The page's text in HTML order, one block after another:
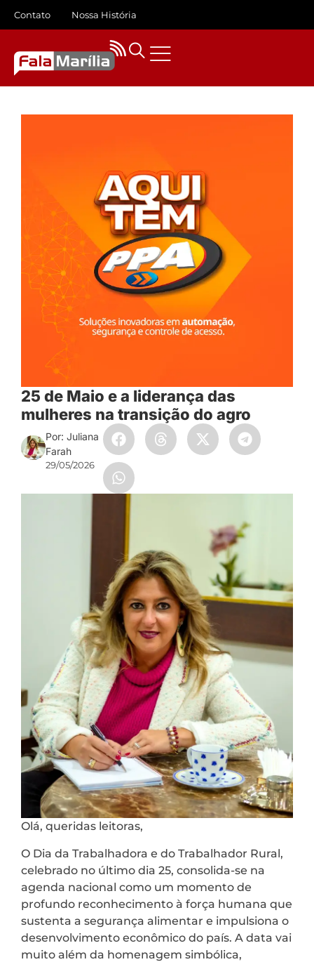
Contato Nossa História
25 de Maio e a liderança das
mulheres na transição do agro
Por: Juliana
Farah
29/05/2026
Olá, queridas leitoras,
O Dia da Trabalhadora e do Trabalhador Rural,
celebrado no último dia 25, consolida-se na
agenda nacional como um momento de
profundo reconhecimento à força humana que
sustenta a segurança alimentar e impulsiona o
desenvolvimento econômico do país. A data vai
muito além da homenagem simbólica,